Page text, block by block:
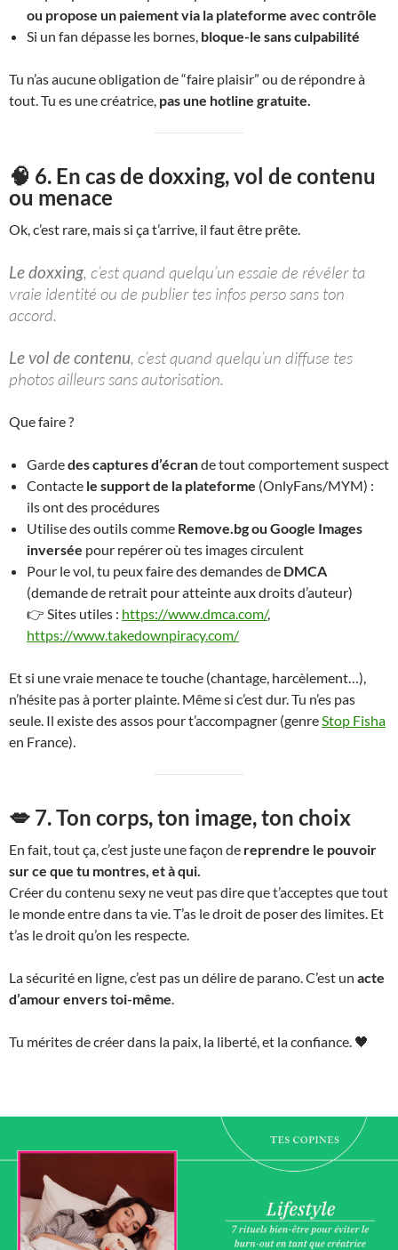
ou propose un paiement via la plateforme avec contrôle
Si un fan dépasse les bornes, bloque-le sans culpabilité
Tu n’as aucune obligation de “faire plaisir” ou de répondre à
tout. Tu es une créatrice, pas une hotline gratuite.
🧠 6. En cas de doxxing, vol de contenu
ou menace
Ok, c’est rare, mais si ça t’arrive, il faut être prête.
Le doxxing, c’est quand quelqu’un essaie de révéler ta
vraie identité ou de publier tes infos perso sans ton
accord.
Le vol de contenu, c’est quand quelqu’un diffuse tes
photos ailleurs sans autorisation.
Que faire ?
Gardedes captures d’écrande tout comportement suspect
Contacte le support de la plateforme (OnlyFans/MYM) :
ils ont des procédures
Utilise des outils comme Remove.bg ou Google Images
inversée pour repérer où tes images circulent
Pour le vol, tu peux faire des demandes de DMCA
(demande de retrait pour atteinte aux droits d’auteur)
👉 Sites utiles : https://www.dmca.com/,
https://www.takedownpiracy.com/
Et si une vraie menace te touche (chantage, harcèlement…),
n’hésite pas à porter plainte. Même si c’est dur. Tu n’es pas
seule. Il existe des assos pour t’accompagner (genreStop Fisha
en France).
💋 7. Ton corps, ton image, ton choix
En fait, tout ça, c’est juste une façon de reprendre le pouvoir
sur ce que tu montres, et à qui.
Créer du contenu sexy ne veut pas dire que t’acceptes que tout
le monde entre dans ta vie. T’as le droit de poser des limites. Et
t’as le droit qu’on les respecte.
La sécurité en ligne, c’est pas un délire de parano. C’est un acte
d’amour envers toi-même.
Tu mérites de créer dans la paix, la liberté, et la confiance. 🖤